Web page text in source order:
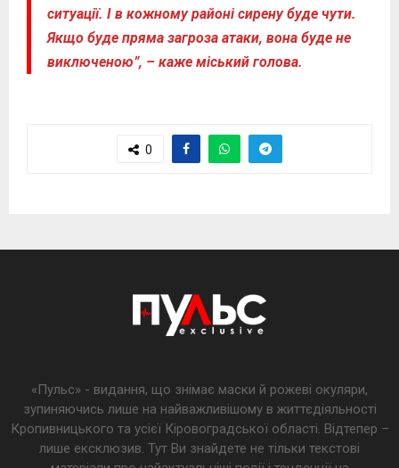
ситуації. І в кожному районі сирену буде чути.
Якщо буде пряма загроза атаки, вона буде не
виключеною”, – каже міський голова.
0
«Пульс» - видання, що знімає маски й рожеві окуляри,
зупиняючись лише на найважливішому в життєдіяльності
Кропивницького та усієї Кіровоградської області. Відтепер –
лише ексклюзив. Тут Ви знайдете не тільки текстові